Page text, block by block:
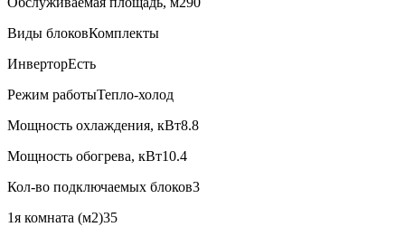
Виды блоковКомплекты
ИнверторЕсть
Режим работыТепло-холод
Мощность охлаждения, кВт8.8
Мощность обогрева, кВт10.4
Кол-во подключаемых блоков3
1я комната (м2)35